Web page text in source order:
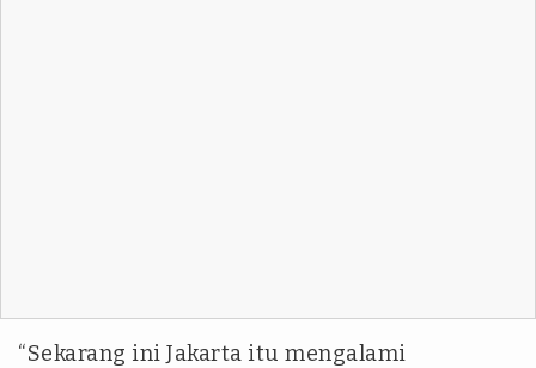
“Sekarang ini Jakarta itu mengalami